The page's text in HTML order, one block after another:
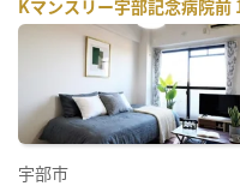
Kマンスリー宇部記念病院
宇部市